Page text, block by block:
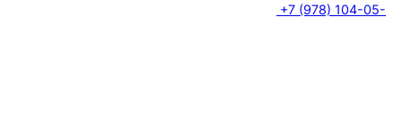
+7 (978) 104-05-